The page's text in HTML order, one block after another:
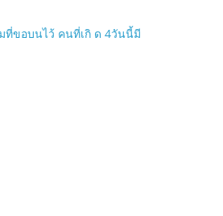
ที่ขอบนไว้ คนที่เกิ ด 4วันนี้มี